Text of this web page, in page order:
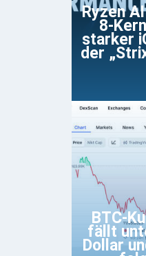
Ryzen
8-
starker
der
BTC-
fällt
Dollar